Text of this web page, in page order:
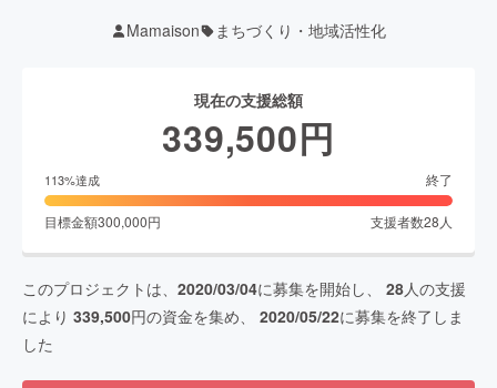
Mamaison まちづくり・地域活性化
現在の支援総額
339,500円
113%達成 終了
目標金額300,000円 支援者数28人
このプロジェクトは、 2020/03/04に募集を開始し、 28人の支援
により 339,500円の資金を集め、 2020/05/22に募集を終了しま
した